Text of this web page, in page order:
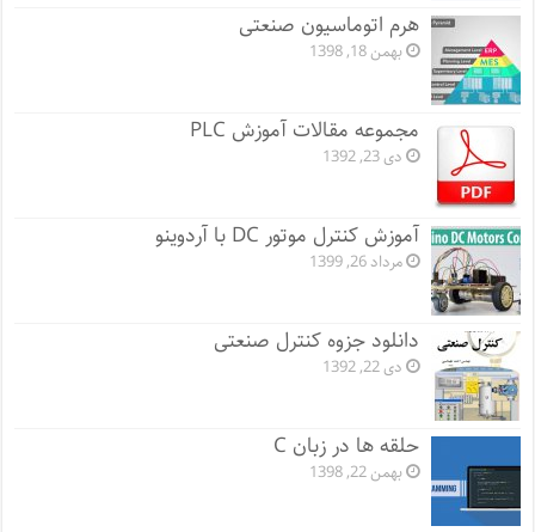
هرم اتوماسیون صنعتی
بهمن 18, 1398
مجموعه مقالات آموزش PLC
دی 23, 1392
آموزش کنترل موتور DC با آردوینو
مرداد 26, 1399
دانلود جزوه کنترل صنعتی
دی 22, 1392
حلقه ها در زبان C
بهمن 22, 1398